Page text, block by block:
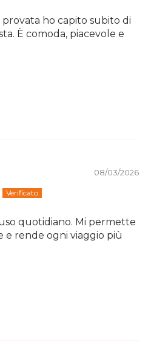
provata ho capito subito di
È comoda, piacevole e
08/03/2026
quotidiano. Mi permette
e rende ogni viaggio più